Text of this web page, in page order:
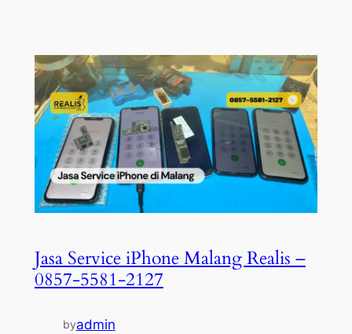
Jasa Service iPhone Malang Realis –
0857-5581-2127
byadmin